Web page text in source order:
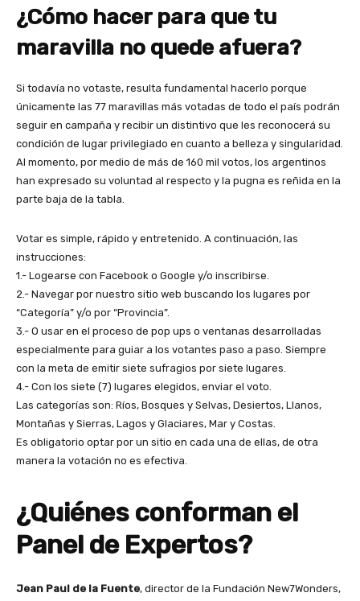
¿Cómo hacer para que tu
maravilla no quede afuera?
Si todavía no votaste, resulta fundamental hacerlo porque
únicamente las 77 maravillas más votadas de todo el país podrán
seguir en campaña y recibir un distintivo que les reconocerá su
condición de lugar privilegiado en cuanto a belleza y singularidad.
Al momento, por medio de más de 160 mil votos, los argentinos
han expresado su voluntad al respecto y la pugna es reñida en la
parte baja de la tabla.
Votar es simple, rápido y entretenido. A continuación, las
instrucciones:
1.- Logearse con Facebook o Google y/o inscribirse.
2.- Navegar por nuestro sitio web buscando los lugares por
“Categoría” y/o por “Provincia”.
3.- O usar en el proceso de pop ups o ventanas desarrolladas
especialmente para guiar a los votantes paso a paso. Siempre
con la meta de emitir siete sufragios por siete lugares.
4.- Con los siete (7) lugares elegidos, enviar el voto.
Las categorías son: Ríos, Bosques y Selvas, Desiertos, Llanos,
Montañas y Sierras, Lagos y Glaciares, Mar y Costas.
Es obligatorio optar por un sitio en cada una de ellas, de otra
manera la votación no es efectiva.
¿Quiénes conforman el
Panel de Expertos?
Jean Paul de la Fuente, director de la Fundación New7Wonders,